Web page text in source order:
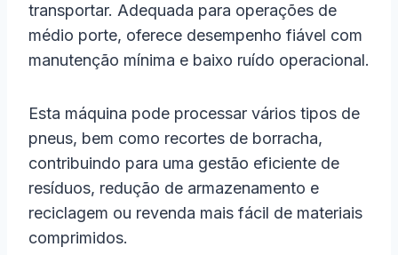
transportar. Adequada para operações de
médio porte, oferece desempenho fiável com
manutenção mínima e baixo ruído operacional.
Esta máquina pode processar vários tipos de
pneus, bem como recortes de borracha,
contribuindo para uma gestão eficiente de
resíduos, redução de armazenamento e
reciclagem ou revenda mais fácil de materiais
comprimidos.